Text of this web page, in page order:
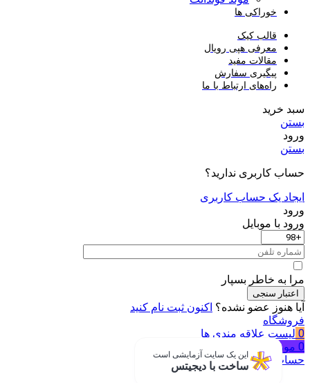
خوراکی ها
قالب کیک
معرفی هپی رویال
مقالات مفید
پیگیری سفارش
راه‌های ارتباط با ما
سبد خرید
بستن
ورود
بستن
حساب کاربری ندارید؟
ایجاد یک حساب کاربری
ورود
ورود با موبایل
مرا به خاطر بسپار
اعتبار سنجی
آیا هنوز عضو نشده؟ اکنون ثبت نام کنید
این یک سایت آزمایشی است
ساخت با دیجیتس
فروشگاه
0 لیست علاقه مندی ها
0 مورد
حساب من